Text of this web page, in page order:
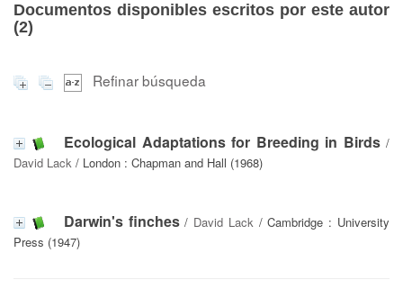
Documentos disponibles escritos por este autor
(2)
Refinar búsqueda
Ecological Adaptations for Breeding in Birds/
David Lack / London : Chapman and Hall (1968)
Darwin's finches/ David Lack/ Cambridge : University
Press (1947)